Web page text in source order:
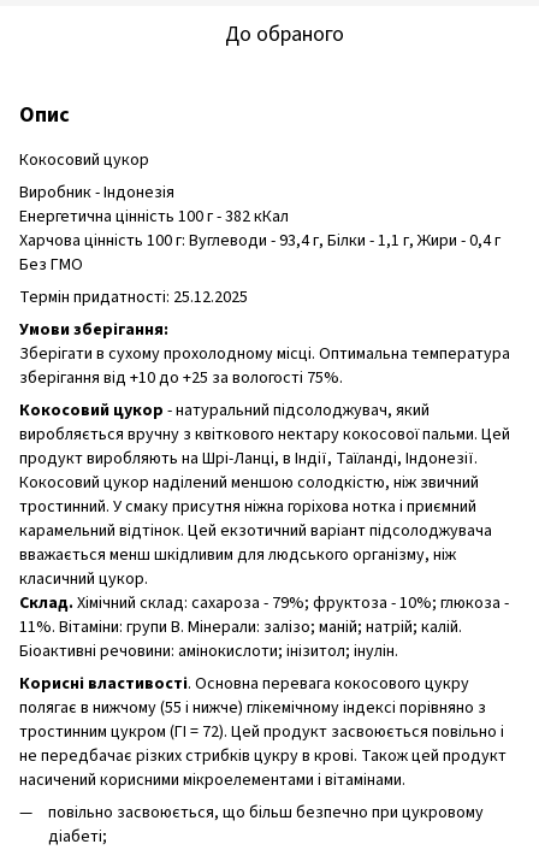
До обраного
Опис
Кокосовий цукор
Виробник - Індонезія
Енергетична цінність 100 г - 382 кКал
Харчова цінність 100 г: Вуглеводи - 93,4 г, Білки - 1,1 г, Жири - 0,4 г
Без ГМО
Термін придатності: 25.12.2025
Умови зберігання:
Зберігати в сухому прохолодному місці. Оптимальна температура
зберігання від +10 до +25 за вологості 75%.
Кокосовий цукор - натуральний підсолоджувач, який
виробляється вручну з квіткового нектару кокосової пальми. Цей
продукт виробляють на Шрі-Ланці, в Індії, Таїланді, Індонезії.
Кокосовий цукор наділений меншою солодкістю, ніж звичний
тростинний. У смаку присутня ніжна горіхова нотка і приємний
карамельний відтінок. Цей екзотичний варіант підсолоджувача
вважається менш шкідливим для людського організму, ніж
класичний цукор.
Склад. Хімічний склад: сахароза - 79%; фруктоза - 10%; глюкоза -
11%. Вітаміни: групи В. Мінерали: залізо; маній; натрій; калій.
Біоактивні речовини: амінокислоти; інізитол; інулін.
Корисні властивості. Основна перевага кокосового цукру
полягає в нижчому (55 і нижче) глікемічному індексі порівняно з
тростинним цукром (ГІ = 72). Цей продукт засвоюється повільно і
не передбачає різких стрибків цукру в крові. Також цей продукт
насичений корисними мікроелементами і вітамінами.
повільно засвоюється, що більш безпечно при цукровому
діабеті;